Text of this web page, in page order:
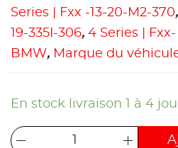
Series | Fxx -13-20-M2-370,
19-335I-306, 4 Series | Fxx-
BMW, Marque du
En stock livraison 1 à 4